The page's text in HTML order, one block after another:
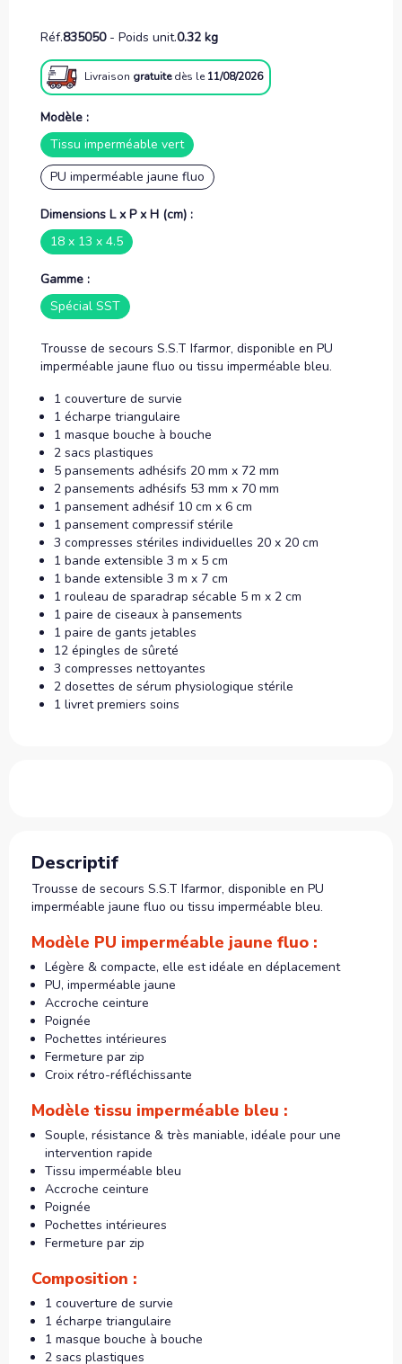
Réf.835050- Poids unit.0.32 kg
Livraison gratuite dès le 11/08/2026
Modèle :
Tissu imperméable vert
PU imperméable jaune fluo
Dimensions L x P x H (cm) :
18 x 13 x 4.5
Gamme :
Spécial SST
Trousse de secours S.S.T Ifarmor, disponible en PU
imperméable jaune fluo ou tissu imperméable bleu.
1 couverture de survie
1 écharpe triangulaire
1 masque bouche à bouche
2 sacs plastiques
5 pansements adhésifs 20 mm x 72 mm
2 pansements adhésifs 53 mm x 70 mm
1 pansement adhésif 10 cm x 6 cm
1 pansement compressif stérile
3 compresses stériles individuelles 20 x 20 cm
1 bande extensible 3 m x 5 cm
1 bande extensible 3 m x 7 cm
1 rouleau de sparadrap sécable 5 m x 2 cm
1 paire de ciseaux à pansements
1 paire de gants jetables
12 épingles de sûreté
3 compresses nettoyantes
2 dosettes de sérum physiologique stérile
1 livret premiers soins
Descriptif
Trousse de secours S.S.T Ifarmor, disponible en PU
imperméable jaune fluo ou tissu imperméable bleu.
Modèle PU imperméable jaune fluo :
Légère & compacte, elle est idéale en déplacement
PU, imperméable jaune
Accroche ceinture
Poignée
Pochettes intérieures
Fermeture par zip
Croix rétro-réfléchissante
Modèle tissu imperméable bleu :
Souple, résistance & très maniable, idéale pour une
intervention rapide
Tissu imperméable bleu
Accroche ceinture
Poignée
Pochettes intérieures
Fermeture par zip
Composition :
1 couverture de survie
1 écharpe triangulaire
1 masque bouche à bouche
2 sacs plastiques